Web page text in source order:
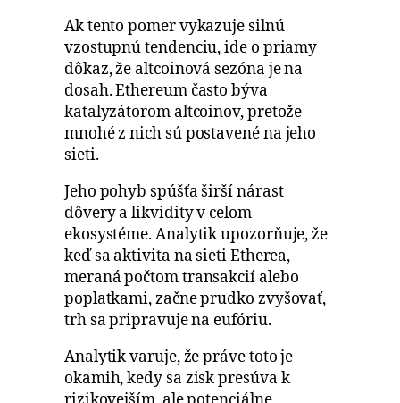
Ak tento pomer vykazuje silnú
vzostupnú tendenciu, ide o priamy
dôkaz, že altcoinová sezóna je na
dosah. Ethereum často býva
katalyzátorom altcoinov, pretože
mnohé z nich sú postavené na jeho
sieti.
Jeho pohyb spúšťa širší nárast
dôvery a likvidity v celom
ekosystéme. Analytik upozorňuje, že
keď sa aktivita na sieti Etherea,
meraná počtom transakcií alebo
poplatkami, začne prudko zvyšovať,
trh sa pripravuje na eufóriu.
Analytik varuje, že práve toto je
okamih, kedy sa zisk presúva k